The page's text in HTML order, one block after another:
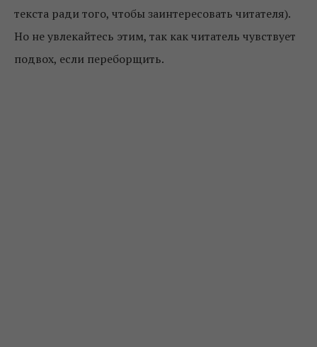
текста ради того, чтобы заинтересовать читателя).
Но не увлекайтесь этим, так как читатель чувствует
подвох, если переборщить.